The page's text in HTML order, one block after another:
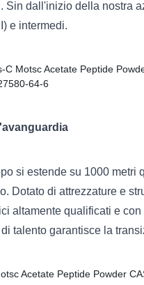
Sin dall'inizio della nostra
e intermedi.
si estende su 1000
Dotato di attrezzature e
altamente qualificati e
talento garantisce la